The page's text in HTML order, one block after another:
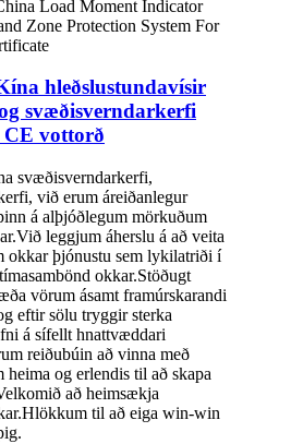
hleðslustundavísir
svæðisverndarkerfi
vottorð
svæðisverndarkerfi,
við erum áreiðanlegur
á alþjóðlegum mörkuðum
leggjum áherslu á að veita
okkar þjónustu sem lykilatriði í
okkar.Stöðugt
vörum ásamt framúrskarandi
eftir sölu tryggir sterka
á sífellt hnattvæddari
reiðubúin að vinna með
og erlendis til að skapa
að heimsækja
til að eiga win-win